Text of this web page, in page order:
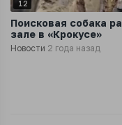
12
Поисковая собака
зале в «Крокусе»
Новости 2 года назад